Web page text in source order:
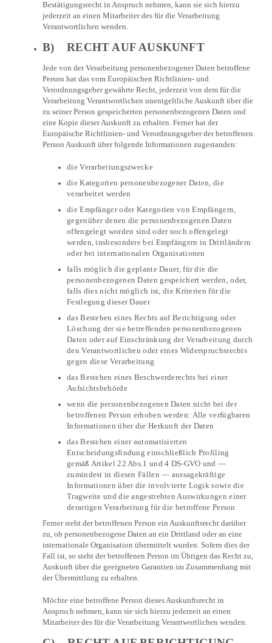
Bestätigungsrecht in Anspruch nehmen, kann sie sich hierzu
jederzeit an einen Mitarbeiter des für die Verarbeitung
Verantwortlichen wenden.
B) RECHT AUF AUSKUNFT
Jede von der Verarbeitung personenbezogener Daten betroffene
Person hat das vom Europäischen Richtlinien- und
Verordnungsgeber gewährte Recht, jederzeit von dem für die
Verarbeitung Verantwortlichen unentgeltliche Auskunft über die
zu seiner Person gespeicherten personenbezogenen Daten und
eine Kopie dieser Auskunft zu erhalten. Ferner hat der
Europäische Richtlinien- und Verordnungsgeber der betroffenen
Person Auskunft über folgende Informationen zugestanden:
die Verarbeitungszwecke
die Kategorien personenbezogener Daten, die
verarbeitet werden
die Empfänger oder Kategorien von Empfängern,
gegenüber denen die personenbezogenen Daten
offengelegt worden sind oder noch offengelegt
werden, insbesondere bei Empfängern in Drittländern
oder bei internationalen Organisationen
falls möglich die geplante Dauer, für die die
personenbezogenen Daten gespeichert werden, oder,
falls dies nicht möglich ist, die Kriterien für die
Festlegung dieser Dauer
das Bestehen eines Rechts auf Berichtigung oder
Löschung der sie betreffenden personenbezogenen
Daten oder auf Einschränkung der Verarbeitung durch
den Verantwortlichen oder eines Widerspruchsrechts
gegen diese Verarbeitung
das Bestehen eines Beschwerderechts bei einer
Aufsichtsbehörde
wenn die personenbezogenen Daten nicht bei der
betroffenen Person erhoben werden: Alle verfügbaren
Informationen über die Herkunft der Daten
das Bestehen einer automatisierten
Entscheidungsfindung einschließlich Profiling
gemäß Artikel 22 Abs.1 und 4 DS-GVO und —
zumindest in diesen Fällen — aussagekräftige
Informationen über die involvierte Logik sowie die
Tragweite und die angestrebten Auswirkungen einer
derartigen Verarbeitung für die betroffene Person
Ferner steht der betroffenen Person ein Auskunftsrecht darüber
zu, ob personenbezogene Daten an ein Drittland oder an eine
internationale Organisation übermittelt wurden. Sofern dies der
Fall ist, so steht der betroffenen Person im Übrigen das Recht zu,
Auskunft über die geeigneten Garantien im Zusammenhang mit
der Übermittlung zu erhalten.
Möchte eine betroffene Person dieses Auskunftsrecht in
Anspruch nehmen, kann sie sich hierzu jederzeit an einen
Mitarbeiter des für die Verarbeitung Verantwortlichen wenden.